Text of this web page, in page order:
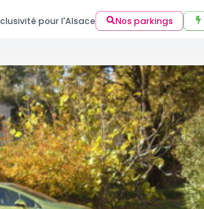
pour l'Alsace Nos parkings